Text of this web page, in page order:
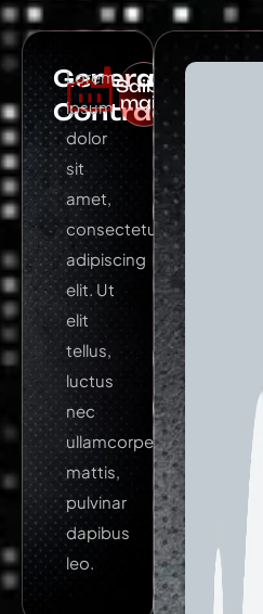
General
Contracting
Lorem
ipsum
dolor
sit
amet,
consectetur
adipiscing
elit. Ut
elit
tellus,
luctus
nec
ullamcorper
mattis,
pulvinar
dapibus
leo.
Saiba
mais